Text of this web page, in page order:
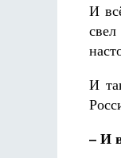
И
И
– И